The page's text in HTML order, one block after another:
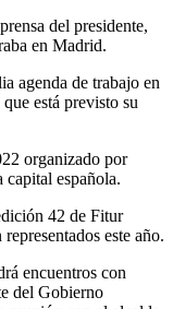
del presidente,
en Madrid.
agenda de trabajo en
está previsto su
organizado por
española.
42 de Fitur
este año.
encuentros con
del Gobierno